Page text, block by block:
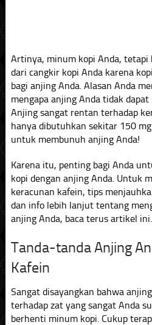
Artinya, minum kopi Anda, tetapi
dari cangkir kopi Anda karena
bagi anjing Anda. Alasan Anda
mengapa anjing Anda tidak
Anjing sangat rentan terhadap
hanya dibutuhkan sekitar 150
untuk membunuh anjing Anda!
Karena itu, penting bagi Anda
kopi dengan anjing Anda. Untuk
keracunan kafein, tips
dan info lebih lanjut tentang
anjing Anda, baca terus artikel ini.
Tanda-tanda Anjing
Kafein
Sangat disayangkan bahwa
terhadap zat yang sangat Anda
berhenti minum kopi. Cukup